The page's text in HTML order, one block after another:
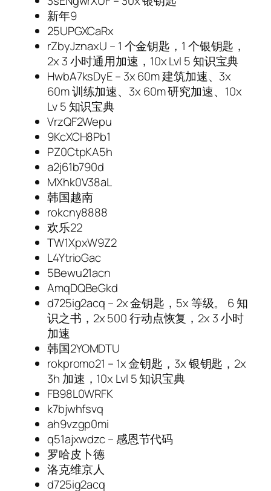
新年9
25UPGXCaRx
rZbyJznaxU – 1 个金钥匙，1 个银钥匙，
2x 3 小时通用加速，10x Lvl 5 知识宝典
HwbA7ksDyE – 3x 60m 建筑加速、3x
60m 训练加速、3x 60m 研究加速、10x
Lv 5 知识宝典
VrzQF2Wepu
9KcXCH8Pb1
PZ0CtpKA5h
a2j61b790d
MXhk0V38aL
韩国越南
rokcny8888
欢乐22
TW1XpxW9Z2
L4YtrioGac
5Bewu21acn
AmqDQBeGkd
d725ig2acq – 2x 金钥匙，5x 等级。 6 知
识之书，2x 500 行动点恢复，2x 3 小时
加速
韩国2YOMDTU
rokpromo21 – 1x 金钥匙，3x 银钥匙，2x
3h 加速，10x Lvl 5 知识宝典
FB98L0WRFK
k7bjwhfsvq
ah9vzgp0mi
q51ajxwdzc – 感恩节代码
罗哈皮卜德
洛克维京人
d725ig2acq